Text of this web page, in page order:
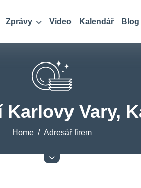
Zprávy Video Kalendář Blog
Vary,
Home Adresář firem